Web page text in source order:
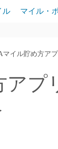
ル マイル・
マイル貯め方ア
プ